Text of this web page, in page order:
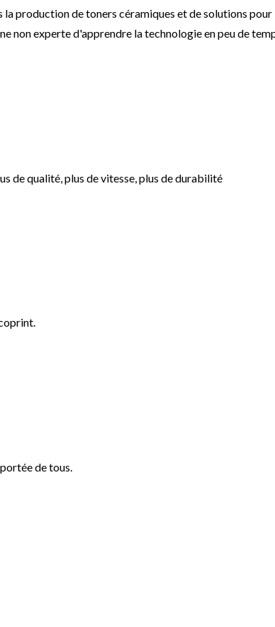
la production de toners céramiques et de solutions
non experte d'apprendre la technologie en peu de
de qualité, plus de vitesse, plus de durabilité
de tous.